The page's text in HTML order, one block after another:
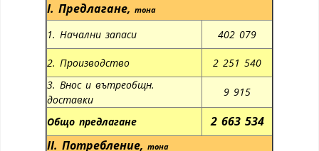
I. Предлагане, тона
1. Начални запаси 402 079
2. Производство
2 251 540
3. Внос и вътреобщн.
доставки
9 915
Общо предлагане
2 663 534
II. Потребление, тона